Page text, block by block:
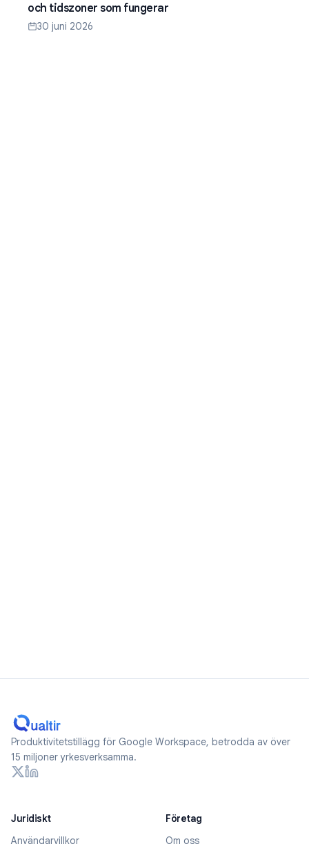
och tidszoner som fungerar
30 juni 2026
Produktivitetstillägg för Google Workspace, betrodda av över
15 miljoner yrkesverksamma.
Juridiskt
Användarvillkor
Företag
Om oss